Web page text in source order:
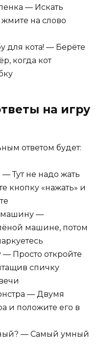
— Искать
на слово
для кота! — Берёте
когда кот
на игру
ответом будет:
Тут не надо жать
кнопку «нажать» и
машину —
машине, потом
— Просто откройте
спичку
— Двумя
и положите его в
— Самый умный